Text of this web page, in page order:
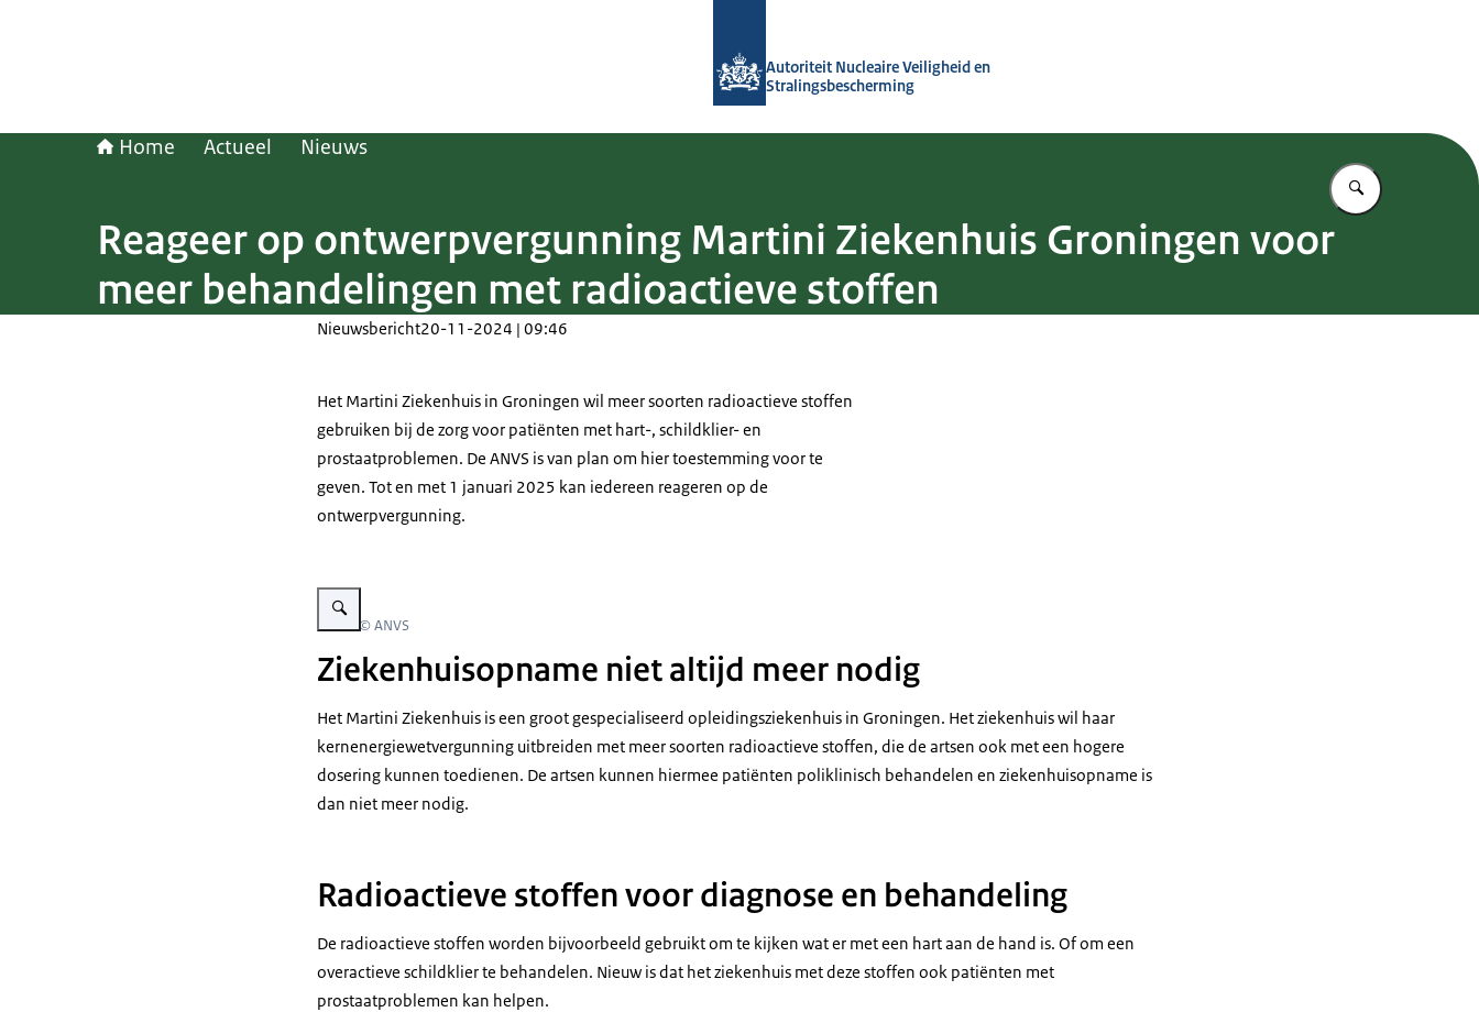
Autoriteit Nucleaire Veiligheid en
Stralingsbescherming
Home Actueel Nieuws
Vul in wat u
Reageer op ontwerpvergunning Martini Ziekenhuis Groningen voor
meer behandelingen met radioactieve stoffen
Nieuwsbericht20-11-2024 | 09:46
Het Martini Ziekenhuis in Groningen wil meer soorten radioactieve stoffen
gebruiken bij de zorg voor patiënten met hart-, schildklier- en
prostaatproblemen. De ANVS is van plan om hier toestemming voor te
geven. Tot en met 1 januari 2025 kan iedereen reageren op de
ontwerpvergunning.
Vergroot afbeelding Toezicht op nucleaire geneeskunde in een ziekenhuis
Beeld: © ANVS
Ziekenhuisopname niet altijd meer nodig
Het Martini Ziekenhuis is een groot gespecialiseerd opleidingsziekenhuis in Groningen. Het ziekenhuis wil haar
kernenergiewetvergunning uitbreiden met meer soorten radioactieve stoffen, die de artsen ook met een hogere
dosering kunnen toedienen. De artsen kunnen hiermee patiënten poliklinisch behandelen en ziekenhuisopname is
dan niet meer nodig.
Radioactieve stoffen voor diagnose en behandeling
De radioactieve stoffen worden bijvoorbeeld gebruikt om te kijken wat er met een hart aan de hand is. Of om een
overactieve schildklier te behandelen. Nieuw is dat het ziekenhuis met deze stoffen ook patiënten met
prostaatproblemen kan helpen.